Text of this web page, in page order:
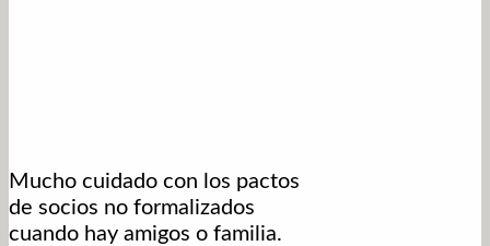
Mucho cuidado con los pactos
de socios no formalizados
cuando hay amigos o familia.